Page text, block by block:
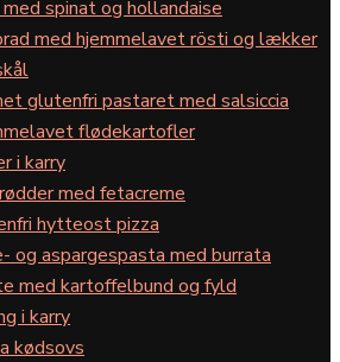
med spinat og hollandaise
med hjemmelavet rösti og lækker
glutenfri pastaret med salsiccia
flødekartofler
i karry
med fetacreme
hytteost pizza
aspargespasta med burrata
med kartoffelbund og fyld
i karry
kødsovs